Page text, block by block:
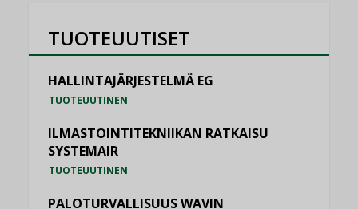
TUOTEUUTISET
HALLINTAJÄRJESTELMÄ EG
TUOTEUUTINEN
ILMASTOINTITEKNIIKAN RATKAISU
SYSTEMAIR
TUOTEUUTINEN
PALOTURVALLISUUS WAVIN